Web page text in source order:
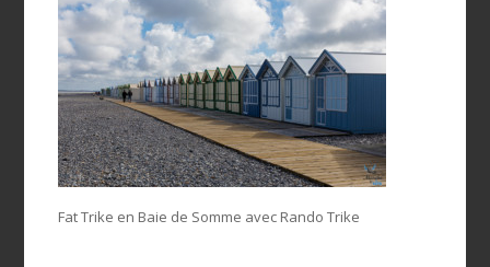
Fat Trike en Baie de Somme avec Rando Trike